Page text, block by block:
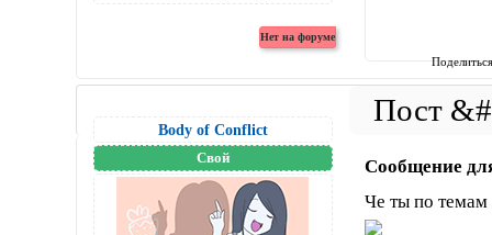
Body of Conflict
Свой
Сообщение
Че ты по темам